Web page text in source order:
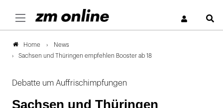
Home
News
Sachsen und Thüringen empfehlen Booster ab 18
Debatte um Auffrischimpfungen
Sachsen und Thüringen